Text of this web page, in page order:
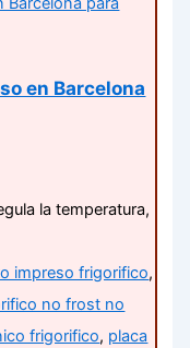
en Barcelona
la temperatura,
impreso frigorifico,
no frost no
frigorifico, placa